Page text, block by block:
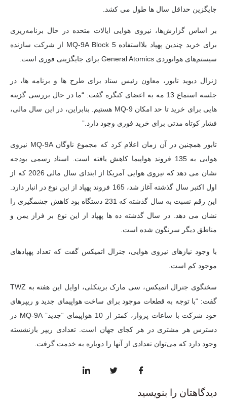
جایگزین حداقل سال ها طول می کشد.
بر اساس گزارش‌ها، نیروی هوایی ایالات متحده در حال برنامه‌ریزی
برای خرید چندین پهپاد بلااستفاده MQ-9A Block 5 از شرکت سازنده
سیستم‌های هوانوردی General Atomics برای جایگزینی فوری است.
ژنرال دیوید تابور، معاون رئیس ستاد برای طرح ها و برنامه ها، در
جلسه استماع 13 مه به اعضای کنگره گفت: “ما در حال بررسی گزینه
هایی برای خرید تا حد امکان MQ-9 هستیم. بنابراین، در این سال مالی،
فشار کوتاه مدتی برای خرید فوری وجود دارد.”
تابور همچنین در آن زمان اعلام کرد که مجموع ناوگان MQ-9A نیروی
هوایی به 135 فروند هواپیما کاهش یافته است. اسناد رسمی بودجه
نشان می دهد که نیروی هوایی آمریکا از ابتدای سال مالی 2026 که از
اول اکتبر سال گذشته آغاز شد، 165 فروند پهپاد از این نوع در انبار دارد.
این رقم نسبت به سال گذشته که 231 دستگاه بود کاهش چشمگیری را
نشان می دهد. در سال گذشته ده ها پهپاد از این نوع بر فراز یمن و
مناطق دیگر سرنگون شده است.
با وجود نیازهای نیروی هوایی، جنرال اتمیکس گفت که تعداد پهپادهای
موجود کم است.
سخنگوی جنرال اتمیکس، سی مارک برینکلی، اوایل این هفته به TWZ
گفت: “با توجه به قطعات موجود برای ساخت هواپیمای جدید و ریپرهای
خود شرکت با ساعات پرواز، کمتر از 10 هواپیمای “جدید” MQ-9A در
دسترس هر مشتری در هر کجای جهان است. تعدادی ریپر بازنشسته
وجود دارد که می‌توان تعدادی از آنها را دوباره به خدمت گرفت.
دیدگاهتان را بنویسید